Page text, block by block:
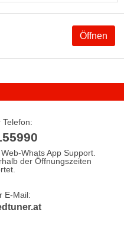
Öffnen
Whats App Support.
der Öffnungszeiten
E-Mail: